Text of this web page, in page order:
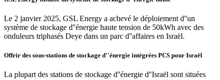
Le 2 janvier 2025, GSL Energy a achevé le déploiement d''un
système de stockage d''énergie haute tension de 50kWh avec des
onduleurs triphasés Deye dans un parc d''affaires en Israël.
Offrir des sous-stations de stockage d''énergie intégrées PCS pour Israël
La plupart des stations de stockage d''énergie d''Israël sont situées